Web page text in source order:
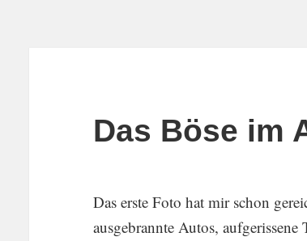
Das Böse im
Das erste Foto hat mir schon
ausge­brannte Autos,